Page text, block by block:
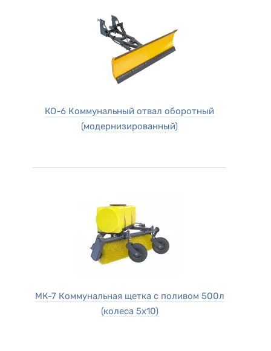
КО-6 Коммунальный отвал оборотный
(модернизированный)
МК-7 Коммунальная щетка с поливом 500л
(колеса 5х10)